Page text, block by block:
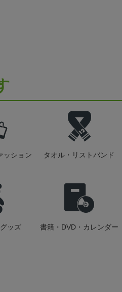
ッション
タオル・リストバンド
ッズ 書籍・DVD・カレンダー